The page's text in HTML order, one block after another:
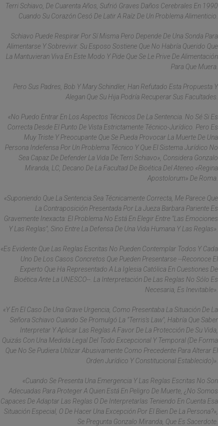
Terri Schiavo, De Cuarenta Años, Sufrió Graves Daños Cerebrales En 1990
Cuando Su Corazón Cesó De Latir A Raíz De Un Problema Alimenticio.
Schiavo Puede Respirar Por Sí Misma Pero Depende De Una Sonda Para
Alimentarse Y Sobrevivir. Su Esposo Sostiene Que No Habría Querido Que
La Mantuvieran Viva En Este Modo Y Pide Que Se Le Prive De Alimentación
Para Que Muera.
Pero Sus Padres, Bob Y Mary Schindler, Han Refutado Esta Propuesta Y
Alegan Que Su Hija Podría Recuperar Sus Facultades.
«No Puedo Entrar En Los Aspectos Técnicos De La Sentencia. No Sé Si Es
Correcta Desde El Punto De Vista Estrictamente Técnico-Jurídico. Pero Es
Muy Triste Y Preocupante Que Se Pueda Provocar La Muerte De Una
Persona Indefensa Por Un Problema Técnico Y Que El Sistema Jurídico No
Sea Capaz De Defender La Vida De Terri Schiavo», Considera Gonzalo
Miranda, LC, Decano De La Facultad De Bioética Del Ateneo «Regina
Apostolorum» De Roma.
«Suponiendo Que La Sentencia Sea Técnicamente Correcta, Me Parece Que
La Contraposición Presentada Por La Jueza Barbara Pariente Es
Gravemente Inexacta: El Problema No Está En Elegir Entre "las Emociones
Y Las Reglas", Sino Entre La Defensa De Una Vida Humana Y Las Reglas».
«Es Evidente Que Las Reglas Escritas No Pueden Contemplar Todos Y Cada
Uno De Los Casos Concretos Que Pueden Presentarse --Reconoce El
Experto Que Ha Representado A La Iglesia Católica En Cuestiones De
Bioética Ante La UNESCO--. La Interpretación De Las Reglas No Sólo Es
Necesaria, Es Inevitable».
«Y En El Caso De Una Grave Urgencia, Como Presentaba La Situación De La
Señora Schiavo Cuando Se Promulgó La "Terris's Law", Habría Que Saber
Interpretar Y Aplicar Las Reglas A Favor De La Protección De Su Vida,
Quizás Con Una Medida Legal Del Todo Excepcional Y Temporal (de Forma
Que No Se Pudiera Utilizar Abusivamente Como Precedente Para Alterar El
Orden Jurídico Y Constitucional Establecido)».
«Cuando Se Presenta Una Emergencia Y Las Reglas Escritas No Son
Adecuadas Para Proteger A Quien Está En Peligro De Muerte, ¿no Somos
Capaces De Adaptar Las Reglas O De Interpretarlas Teniendo En Cuenta Esa
Situación Especial, O De Hacer Una Excepción Por El Bien De La Persona?»,
Se Pregunta Gonzalo Miranda, Que Es Sacerdote.